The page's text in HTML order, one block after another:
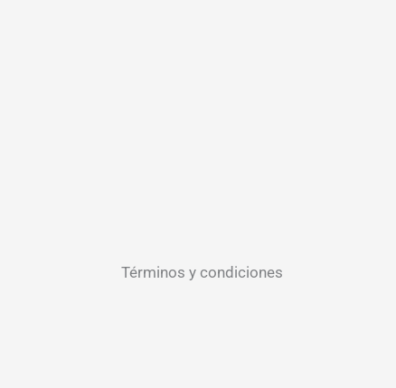
Términos y condiciones